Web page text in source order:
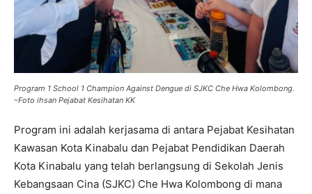
Program 1 School 1 Champion Against Dengue di SJKC Che Hwa Kolombong.
–Foto ihsan Pejabat Kesihatan KK
Program ini adalah kerjasama di antara Pejabat Kesihatan
Kawasan Kota Kinabalu dan Pejabat Pendidikan Daerah
Kota Kinabalu yang telah berlangsung di Sekolah Jenis
Kebangsaan Cina (SJKC) Che Hwa Kolombong di mana